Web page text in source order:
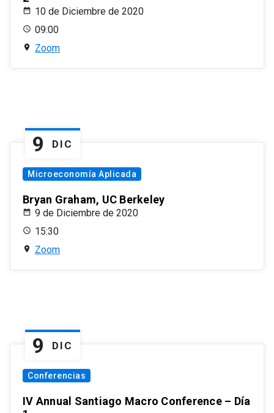
10 de Diciembre de 2020
09:00
Zoom
9 DIC
Microeconomía Aplicada
Bryan Graham, UC Berkeley
9 de Diciembre de 2020
15:30
Zoom
9 DIC
Conferencias
IV Annual Santiago Macro Conference – Día